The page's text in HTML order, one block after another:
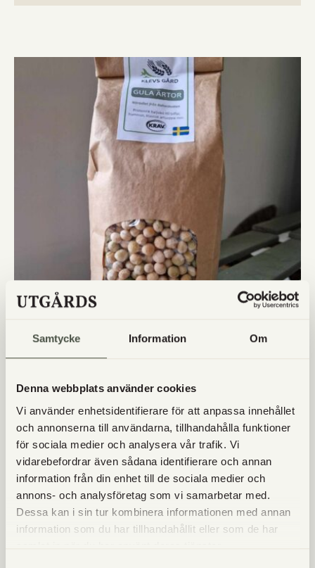
Samtycke Information Om
Denna webbplats använder cookies
Vi använder enhetsidentifierare för att anpassa innehållet
och annonserna till användarna, tillhandahålla funktioner
för sociala medier och analysera vår trafik. Vi
vidarebefordrar även sådana identifierare och annan
information från din enhet till de sociala medier och
annons- och analysföretag som vi samarbetar med.
Dessa kan i sin tur kombinera informationen med annan
information som du har tillhandahållit eller som de har
69kr
Läs mer